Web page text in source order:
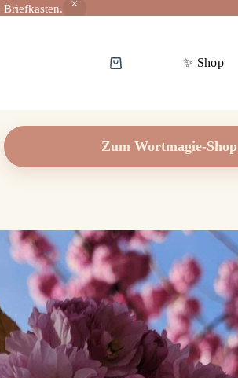
Briefkasten.
Warenkorb ✨️ Shop
Zum Wortmagie-Shop